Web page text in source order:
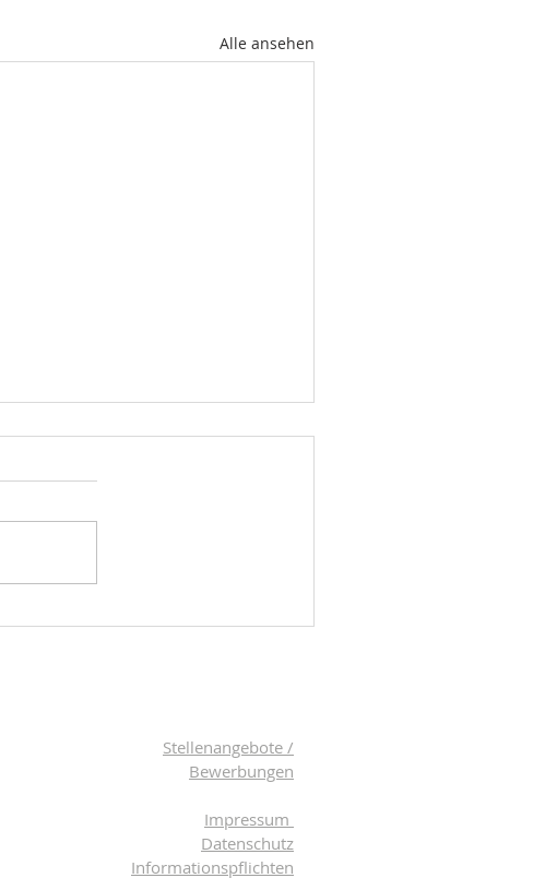
Alle ansehen
Die Musikfrösche starten
gemeinsam mit einer
Stellenangebote /
Bewerbungen
Impressum
Datenschutz
Informationspflichten